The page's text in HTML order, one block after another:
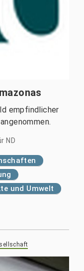
empfindlicher
ND
und Umwelt